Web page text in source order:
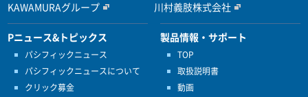
KAWAMURAグループ 川村義肢株式会社
Pニュース&トピックス
パシフィックニュース
パシフィックニュースについて
クリック募金
製品情報・サポート
TOP
取扱説明書
動画